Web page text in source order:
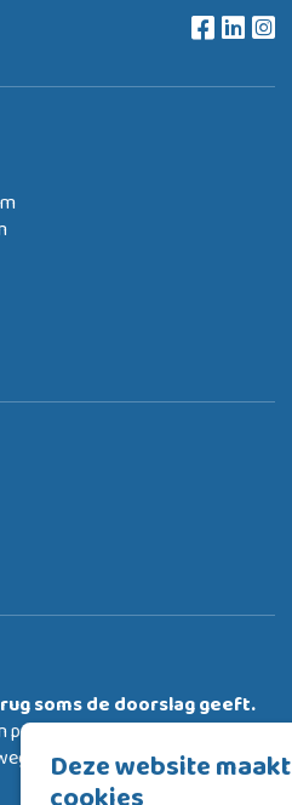
soms de doorslag geeft.
passie in
te helpen met deelnemen aan
Deze website